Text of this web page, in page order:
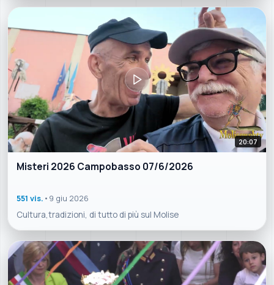
20:07
Misteri 2026 Campobasso 07/6/2026
551 vis. • 9 giu 2026
Cultura,tradizioni, di tutto di più sul Molise